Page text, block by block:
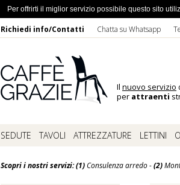
Richiedi info/Contatti Chatta su Whatsapp
Il nuovo servizio
per attraenti
SEDUTE TAVOLI ATTREZZATURE LETTINI
Scopri i nostri servizi: (1)Consulenza arredo -(2)
Per offrirti il miglior servizio possibile questo sito